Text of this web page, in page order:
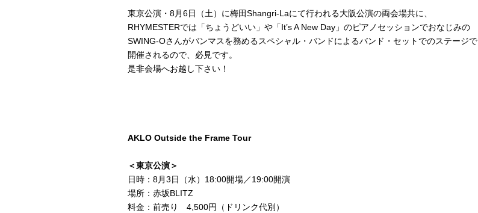
東京公演・8月6日（土）に梅田Shangri-Laにて行われる大阪公演の両会場共に、
RHYMESTERでは「ちょうどいい」や「It’s A New Day」のピアノセッションでおなじみの
SWING-Oさんがバンマスを務めるスペシャル・バンドによるバンド・セットでのステージで
開催されるので、必見です。
是非会場へお越し下さい！
AKLO Outside the Frame Tour
＜東京公演＞
日時：8月3日（水）18:00開場／19:00開演
場所：赤坂BLITZ
料金：前売り 4,500円（ドリンク代別）